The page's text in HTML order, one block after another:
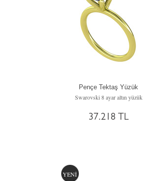
Pençe Tektaş Yüzük
Swarovski 8 ayar altın yüzük
37.218 TL
YENİ